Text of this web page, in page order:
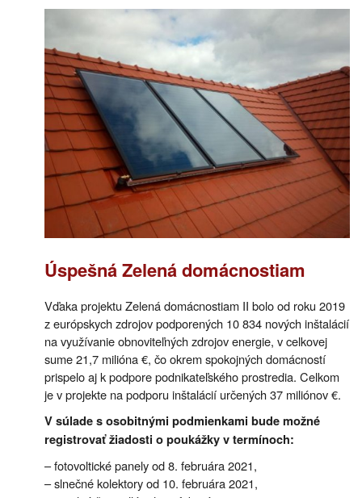
Úspešná Zelená domácnostiam
Vďaka projektu Zelená domácnostiam II bolo od roku 2019
z európskych zdrojov podporených 10 834 nových inštalácií
na využívanie obnoviteľných zdrojov energie, v celkovej
sume 21,7 milióna €, čo okrem spokojných domácností
prispelo aj k podpore podnikateľského prostredia. Celkom
je v projekte na podporu inštalácií určených 37 miliónov €.
V súlade s osobitnými podmienkami bude možné
registrovať žiadosti o poukážky v termínoch:
– fotovoltické panely od 8. februára 2021,
– slnečné kolektory od 10. februára 2021,